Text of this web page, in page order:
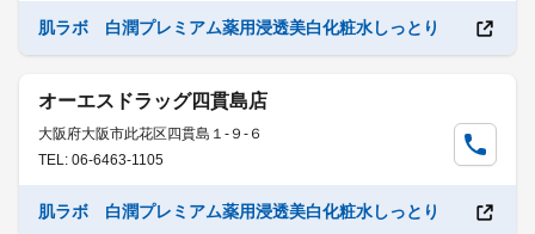
肌ラボ 白潤プレミアム薬用浸透美白化粧水しっとり
オーエスドラッグ四貫島店
大阪府大阪市此花区四貫島１-９-６
TEL: 06-6463-1105
肌ラボ 白潤プレミアム薬用浸透美白化粧水しっとり